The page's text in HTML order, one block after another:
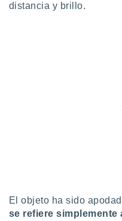
sitio
En
distancia y brillo.
El objeto ha sido
se refiere simplemente